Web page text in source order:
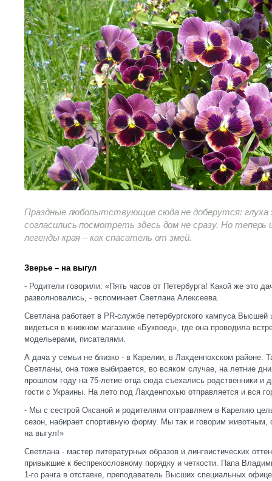
Праздные любопытствующие сюда не доберутся: глуха
согласились посмотреть здесь дом не сразу. Но
легенды края – как спасатель от змей.
Зверье – на выгул
- Родители говорили: «Пять часов от Петербурга! Какой же это
разволновались, - вспоминает Светлана Алексеева.
Светлана работает в PR-службе петербургского кампуса
видеться в книжном магазине «Буквоед», где она проводила
модельерами, писателями.
А дача у семьи не близко - в Карелии, в Лахденпохском районе.
Светланы, она тоже выбирается, во всяком случае, на летние
прошлом году на 75-летие отца сюда съехались родственники и
гости с Украины. На лето под Лахденпохью отправляется и вся
- Мы с сестрой Оксаной и родителями отправляем в Карелию
сезон, набирает спортивную форму. Мы так и говорим животным,
на выгул!»
Светлана - мастер литературных образов и лингвистических
привыкшие к беспрекословному порядку и четкости. Папа
1-го ранга в отставке, преподаватель Высших специальных